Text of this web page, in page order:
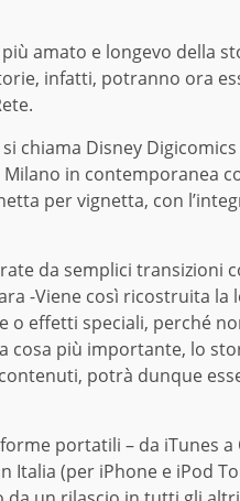
amato e longevo della
infatti, potranno ora
chiama Disney
in contemporanea
per vignetta, con
da semplici transizioni
-Viene così ricostruita la
o effetti speciali, perché
cosa più importante, lo
potrà dunque
portatili – da iTunes a
Italia (per iPhone e iPod